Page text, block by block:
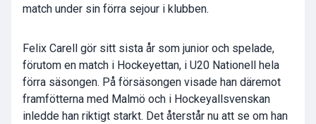
match under sin förra sejour i klubben.
Felix Carell gör sitt sista år som junior och spelade,
förutom en match i Hockeyettan, i U20 Nationell hela
förra säsongen. På försäsongen visade han däremot
framfötterna med Malmö och i Hockeyallsvenskan
inledde han riktigt starkt. Det återstår nu att se om han